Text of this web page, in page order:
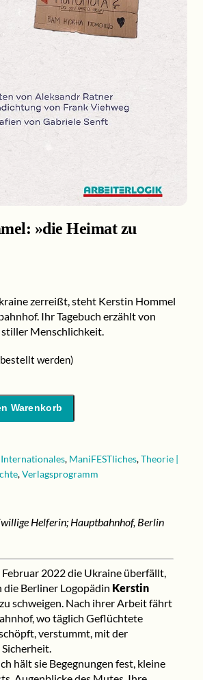
»die Heimat zu
zerreißt, steht Kerstin Hommel
Ihr Tagebuch erzählt von
Menschlichkeit.
werden)
Warenkorb
Internationales, ManiFESTliches,Theorie |
,Verlagsprogramm
Helferin; Hauptbahnhof, Berlin
Februar 2022 die Ukraine überfällt,
die Berliner Logopädin Kerstin
zu schweigen. Nach ihrer Arbeit fährt
wo täglich Geflüchtete
verstummt, mit der
hält sie Begegnungen fest, kleine